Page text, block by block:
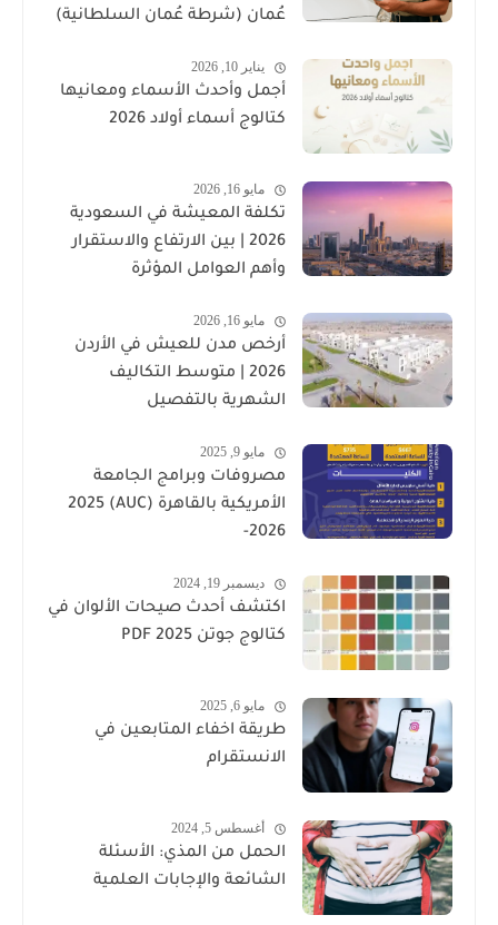
عُمان (شرطة عُمان السلطانية)
يناير 10, 2026
أجمل وأحدث الأسماء ومعانيها
كتالوج أسماء أولاد 2026
مايو 16, 2026
تكلفة المعيشة في السعودية
2026 | بين الارتفاع والاستقرار
وأهم العوامل المؤثرة
مايو 16, 2026
أرخص مدن للعيش في الأردن
2026 | متوسط التكاليف
الشهرية بالتفصيل
مايو 9, 2025
مصروفات وبرامج الجامعة
الأمريكية بالقاهرة (AUC) 2025
-2026
ديسمبر 19, 2024
اكتشف أحدث صيحات الألوان في
كتالوج جوتن PDF 2025
مايو 6, 2025
طريقة اخفاء المتابعين في
الانستقرام
أغسطس 5, 2024
الحمل من المذي: الأسئلة
الشائعة والإجابات العلمية